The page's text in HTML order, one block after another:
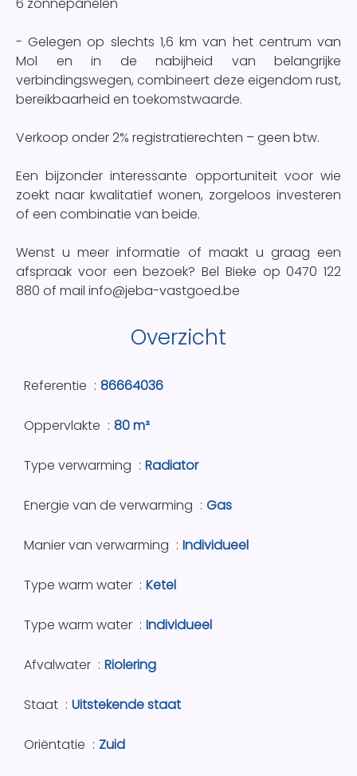
6 zonnepanelen
- Gelegen op slechts 1,6 km van het centrum van
Mol en in de nabijheid van belangrijke
verbindingswegen, combineert deze eigendom rust,
bereikbaarheid en toekomstwaarde.
Verkoop onder 2% registratierechten – geen btw.
Een bijzonder interessante opportuniteit voor wie
zoekt naar kwalitatief wonen, zorgeloos investeren
of een combinatie van beide.
Wenst u meer informatie of maakt u graag een
afspraak voor een bezoek? Bel Bieke op 0470 122
880 of mail info@jeba-vastgoed.be
Overzicht
Referentie 86664036
Oppervlakte 80 m²
Type verwarming Radiator
Energie van de verwarming Gas
Manier van verwarming Individueel
Type warm water Ketel
Type warm water Individueel
Afvalwater Riolering
Staat Uitstekende staat
Oriëntatie Zuid